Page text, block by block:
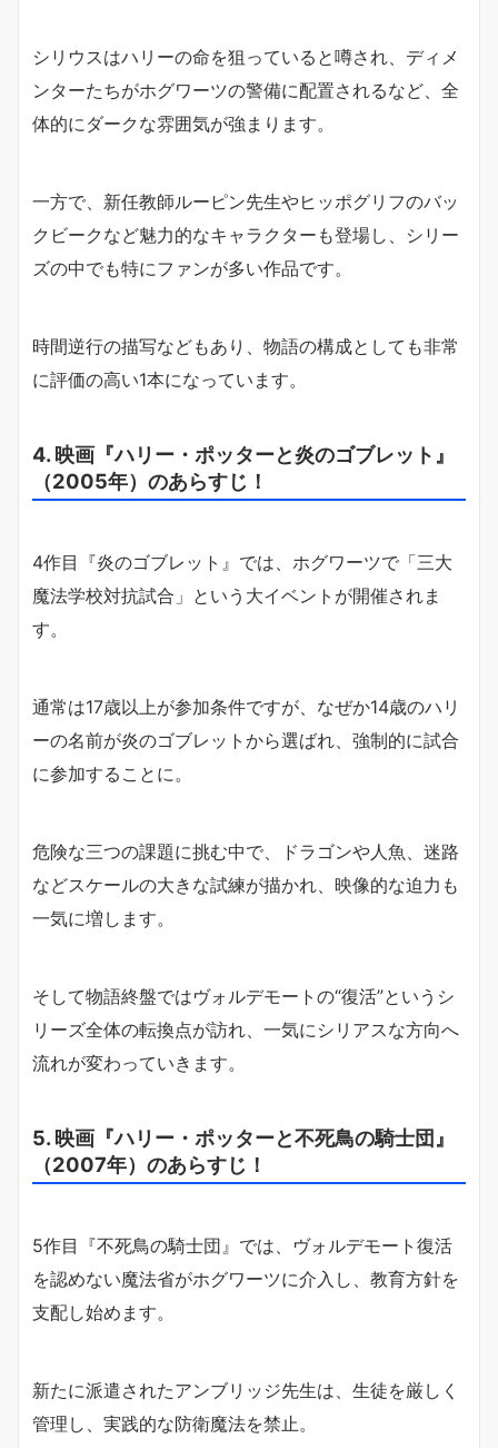
シリウスはハリーの命を狙っていると噂され、ディメ
ンターたちがホグワーツの警備に配置されるなど、全
体的にダークな雰囲気が強まります。
一方で、新任教師ルーピン先生やヒッポグリフのバッ
クビークなど魅力的なキャラクターも登場し、シリー
ズの中でも特にファンが多い作品です。
時間逆行の描写などもあり、物語の構成としても非常
に評価の高い1本になっています。
4. 映画『ハリー・ポッターと炎のゴブレット』
（2005年）のあらすじ！
4作目『炎のゴブレット』では、ホグワーツで「三大
魔法学校対抗試合」という大イベントが開催されま
す。
通常は17歳以上が参加条件ですが、なぜか14歳のハリ
ーの名前が炎のゴブレットから選ばれ、強制的に試合
に参加することに。
危険な三つの課題に挑む中で、ドラゴンや人魚、迷路
などスケールの大きな試練が描かれ、映像的な迫力も
一気に増します。
そして物語終盤ではヴォルデモートの“復活”というシ
リーズ全体の転換点が訪れ、一気にシリアスな方向へ
流れが変わっていきます。
5. 映画『ハリー・ポッターと不死鳥の騎士団』
（2007年）のあらすじ！
5作目『不死鳥の騎士団』では、ヴォルデモート復活
を認めない魔法省がホグワーツに介入し、教育方針を
支配し始めます。
新たに派遣されたアンブリッジ先生は、生徒を厳しく
管理し、実践的な防衛魔法を禁止。